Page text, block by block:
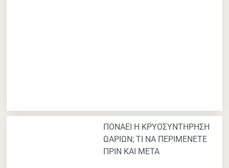
ΠΟΝΑΕΙ Η ΚΡΥΟΣΥΝΤΗΡΗΣΗ
ΩΑΡΙΩΝ; ΤΙ ΝΑ ΠΕΡΙΜΕΝΕΤΕ
ΠΡΙΝ ΚΑΙ ΜΕΤΑ